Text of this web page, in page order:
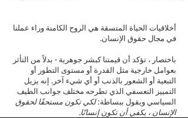
أخلاقيات الحياة المتسقة هي الروح الكامنة وراء عملنا
في مجال حقوق الإنسان.
باختصار ، تؤكد أن قيمتنا كبشر جوهرية - بدلاً من التأثر
بعوامل خارجية مثل القدرة أو مستوى التطور أو
التبعية أو الشعور بالذنب أو أي شيء آخر. إنه يزيل
التمييز التعسفي الذي تطرحه مختلف جوانب الطيف
السياسي ويقول ببساطة:لكي تكون مستحقًا لحقوق
الإنسان ، يكفي أن تكون إنسانًا.